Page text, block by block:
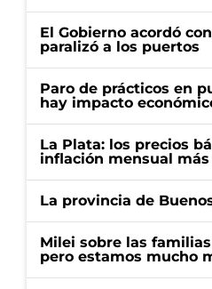
El Gobierno acordó
paralizó a los puertos
Paro de prácticos en
hay impacto
La Plata: los precios
inflación mensual
La provincia de
Milei sobre las
pero estamos mucho